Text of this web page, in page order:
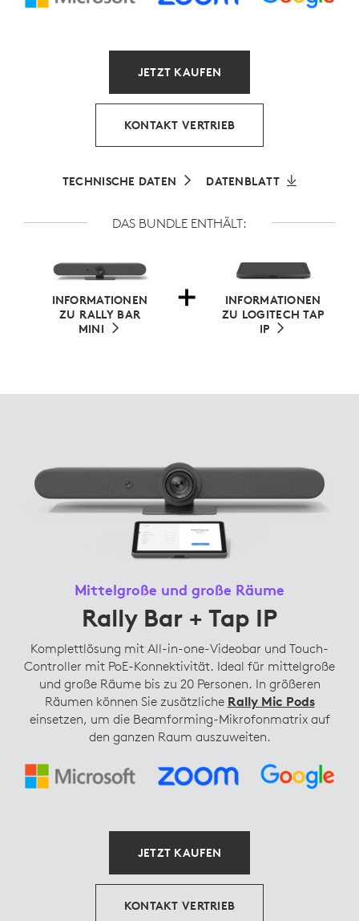
JETZT KAUFEN
KONTAKT VERTRIEB
TECHNISCHE DATEN DATENBLATT
DAS BUNDLE ENTHÄLT:
INFORMATIONEN
ZU RALLY BAR
MINI
INFORMATIONEN
ZU LOGITECH TAP
IP
Mittelgroße und große Räume
Rally Bar + Tap IP
Komplettlösung mit All-in-one-Videobar und Touch-
Controller mit PoE-Konnektivität. Ideal für mittelgroße
und große Räume bis zu 20 Personen. In größeren
Räumen können Sie zusätzliche Rally Mic Pods
einsetzen, um die Beamforming-Mikrofonmatrix auf
den ganzen Raum auszuweiten.
JETZT KAUFEN
KONTAKT VERTRIEB